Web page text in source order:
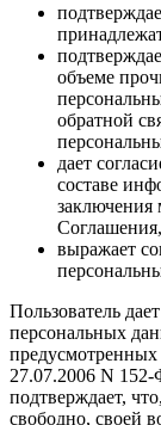
объеме
обратной
дает
составе
выражает
Пользователь
персональных
предусмотренных
27.07.2006 N
подтверждает,
свободно, своей